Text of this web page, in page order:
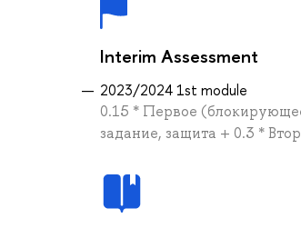
Interim Assessment
2023/2024 1st module
0.15 * Первое
задание, защита + 0.3 *